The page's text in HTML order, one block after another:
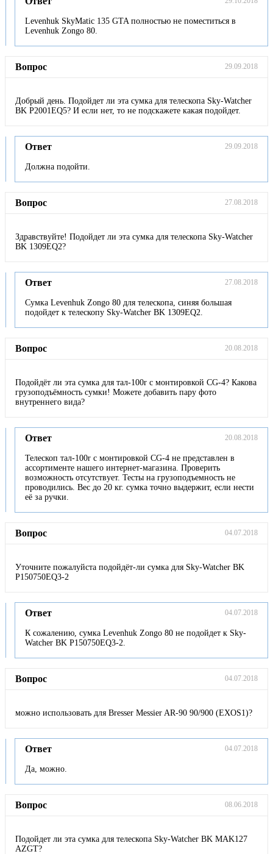
Levenhuk SkyMatic 135 GTA полностью не поместиться в
Levenhuk Zongo 80.
Вопрос 29.09.2018
Добрый день. Подойдет ли эта сумка для телескопа Sky-Watcher
BK P2001EQ5? И если нет, то не подскажете какая подойдет.
Ответ 29.09.2018
Должна подойти.
Вопрос 27.08.2018
Здравствуйте! Подойдет ли эта сумка для телескопа Sky-Watcher
BK 1309EQ2?
Ответ 27.08.2018
Сумка Levenhuk Zongo 80 для телескопа, синяя большая
подойдет к телескопу Sky-Watcher BK 1309EQ2.
Вопрос 20.08.2018
Подойдёт ли эта сумка для тал-100r с монтировкой CG-4? Какова
грузоподъёмность сумки! Можете добавить пару фото
внутреннего вида?
Ответ 20.08.2018
Телескоп тал-100r с монтировкой CG-4 не представлен в
ассортименте нашего интернет-магазина. Проверить
возможность отсутствует. Тесты на грузоподъемность не
проводились. Вес до 20 кг. сумка точно выдержит, если нести
её за ручки.
Вопрос 04.07.2018
Уточните пожалуйста подойдёт-ли сумка для Sky-Watcher BK
P150750EQ3-2
Ответ 04.07.2018
К сожалению, сумка Levenhuk Zongo 80 не подойдет к Sky-
Watcher BK P150750EQ3-2.
Вопрос 04.07.2018
можно использовать для Bresser Messier AR-90 90/900 (EXOS1)?
Ответ 04.07.2018
Да, можно.
Вопрос 08.06.2018
Подойдет ли эта сумка для телескопа Sky-Watcher BK MAK127
AZGT?